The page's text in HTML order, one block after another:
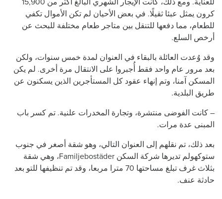
للعناية. ومع ذلك، كانت الإيجار الشهري البالغ أكثر من 15,900
كرون يمثل عبئا ثقيلًا. في بعض الأحيان لم تكن الأموال تكفي
للطعام، مما دفعها للتنقل بين متاجر طعام مختلفة للبحث عن
أرخص السلع.
وقد وُعدت العائلة بالبقاء في العنوان لمدة خمس سنوات، ولكن
بعد مرور عام واحد فقط أُجبروا على الانتقال مرة أخرى. لم يكن
المسكن آمنا، وتم إنهاء عقود كل المستأجرين الذين يسكنون عن
طريق البلدية.
– كانت الفوضى منتشرة، وتجارة المخدرات علنية. تم كسر باب
المبنى عدة مرات.
بعد ذلك، تم نقلهم إلى العنوان التالي، وهو شقة أصغر في جنوب
ستوكهولم تديرها شركة السكن Familjebostäder، وهي شقة
بثلاث غرف تبلغ مساحتها 70 مترا مربعا، وقد تم تنظيفها للتو بعد
حادثة عنف.